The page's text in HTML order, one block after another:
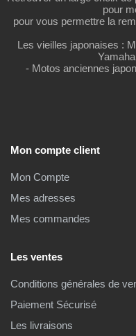
pour
pour vous permettre la
Les vieilles japonaises :
- Motos anciennes
Mon compte client
Mon Compte
Mes adresses
Mes commandes
Les ventes
Conditions générales de
Paiement Sécurisé
Les livraisons